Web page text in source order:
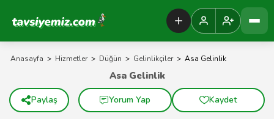
Tavsiyemiz Anasayfa
Anasayfa > Hizmetler > Düğün > Gelinlikçiler > Asa Gelinlik
Asa Gelinlik
Paylaş Yorum Yap Kaydet